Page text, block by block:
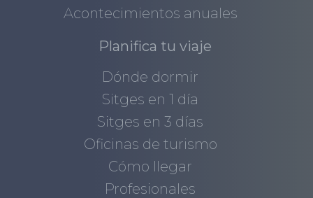
Acontecimientos anuales
Planifica tu viaje
Dónde dormir
Sitges en 1 día
Sitges en 3 días
Oficinas de turismo
Cómo llegar
Profesionales